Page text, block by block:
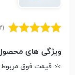
(2 نظر )
ویژگی های
قیمت فوق